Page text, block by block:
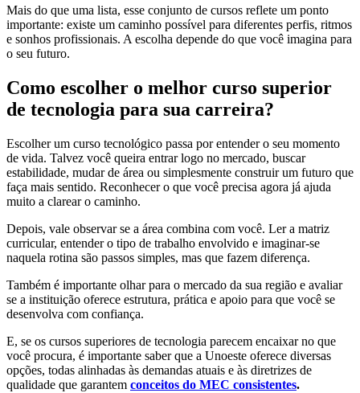
Mais do que uma lista, esse conjunto de cursos reflete um ponto
importante: existe um caminho possível para diferentes perfis, ritmos
e sonhos profissionais. A escolha depende do que você imagina para
o seu futuro.
Como escolher o melhor curso superior
de tecnologia para sua carreira?
Escolher um curso tecnológico passa por entender o seu momento
de vida. Talvez você queira entrar logo no mercado, buscar
estabilidade, mudar de área ou simplesmente construir um futuro que
faça mais sentido. Reconhecer o que você precisa agora já ajuda
muito a clarear o caminho.
Depois, vale observar se a área combina com você. Ler a matriz
curricular, entender o tipo de trabalho envolvido e imaginar-se
naquela rotina são passos simples, mas que fazem diferença.
Também é importante olhar para o mercado da sua região e avaliar
se a instituição oferece estrutura, prática e apoio para que você se
desenvolva com confiança.
E, se os cursos superiores de tecnologia parecem encaixar no que
você procura, é importante saber que a Unoeste oferece diversas
opções, todas alinhadas às demandas atuais e às diretrizes de
qualidade que garantem conceitos do MEC consistentes.